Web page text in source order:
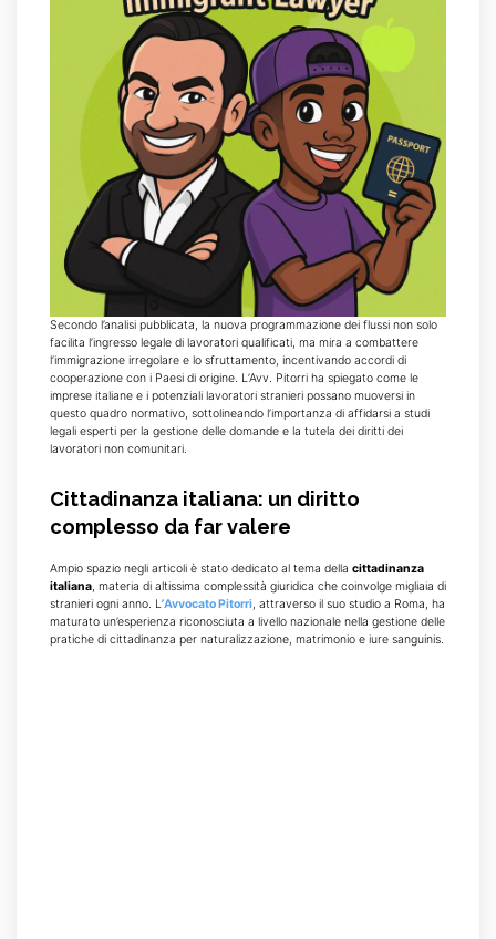
Secondo l’analisi pubblicata, la nuova programmazione dei flussi non solo
facilita l’ingresso legale di lavoratori qualificati, ma mira a combattere
l’immigrazione irregolare e lo sfruttamento, incentivando accordi di
cooperazione con i Paesi di origine. L’Avv. Pitorri ha spiegato come le
imprese italiane e i potenziali lavoratori stranieri possano muoversi in
questo quadro normativo, sottolineando l’importanza di affidarsi a studi
legali esperti per la gestione delle domande e la tutela dei diritti dei
lavoratori non comunitari.
Cittadinanza italiana: un diritto
complesso da far valere
Ampio spazio negli articoli è stato dedicato al tema della cittadinanza
italiana, materia di altissima complessità giuridica che coinvolge migliaia di
stranieri ogni anno. L’Avvocato Pitorri, attraverso il suo studio a Roma, ha
maturato un’esperienza riconosciuta a livello nazionale nella gestione delle
pratiche di cittadinanza per naturalizzazione, matrimonio e iure sanguinis.